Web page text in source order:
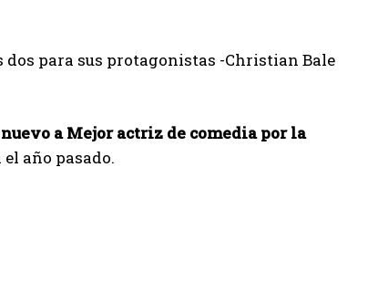
para sus protagonistas -Christian Bale
a Mejor actriz de comedia por la
año pasado.